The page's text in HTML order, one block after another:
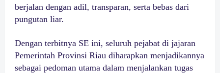
berjalan dengan adil, transparan, serta bebas dari
pungutan liar.
Dengan terbitnya SE ini, seluruh pejabat di jajaran
Pemerintah Provinsi Riau diharapkan menjadikannya
sebagai pedoman utama dalam menjalankan tugas